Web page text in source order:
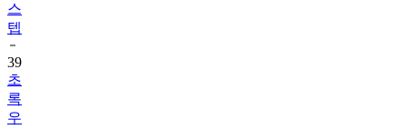
스
텝
39
초
록
우